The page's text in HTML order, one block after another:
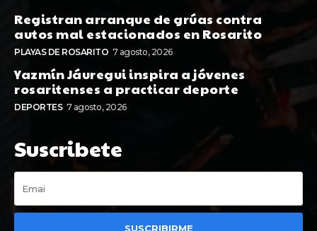
Registran arranque de grúas contra
autos mal estacionados en Rosarito
PLAYAS DE ROSARITO 7 agosto, 2026
Yazmín Jáuregui inspira a jóvenes
rosaritenses a practicar deporte
DEPORTES 7 agosto, 2026
Suscribete
SUSCRIBIRME